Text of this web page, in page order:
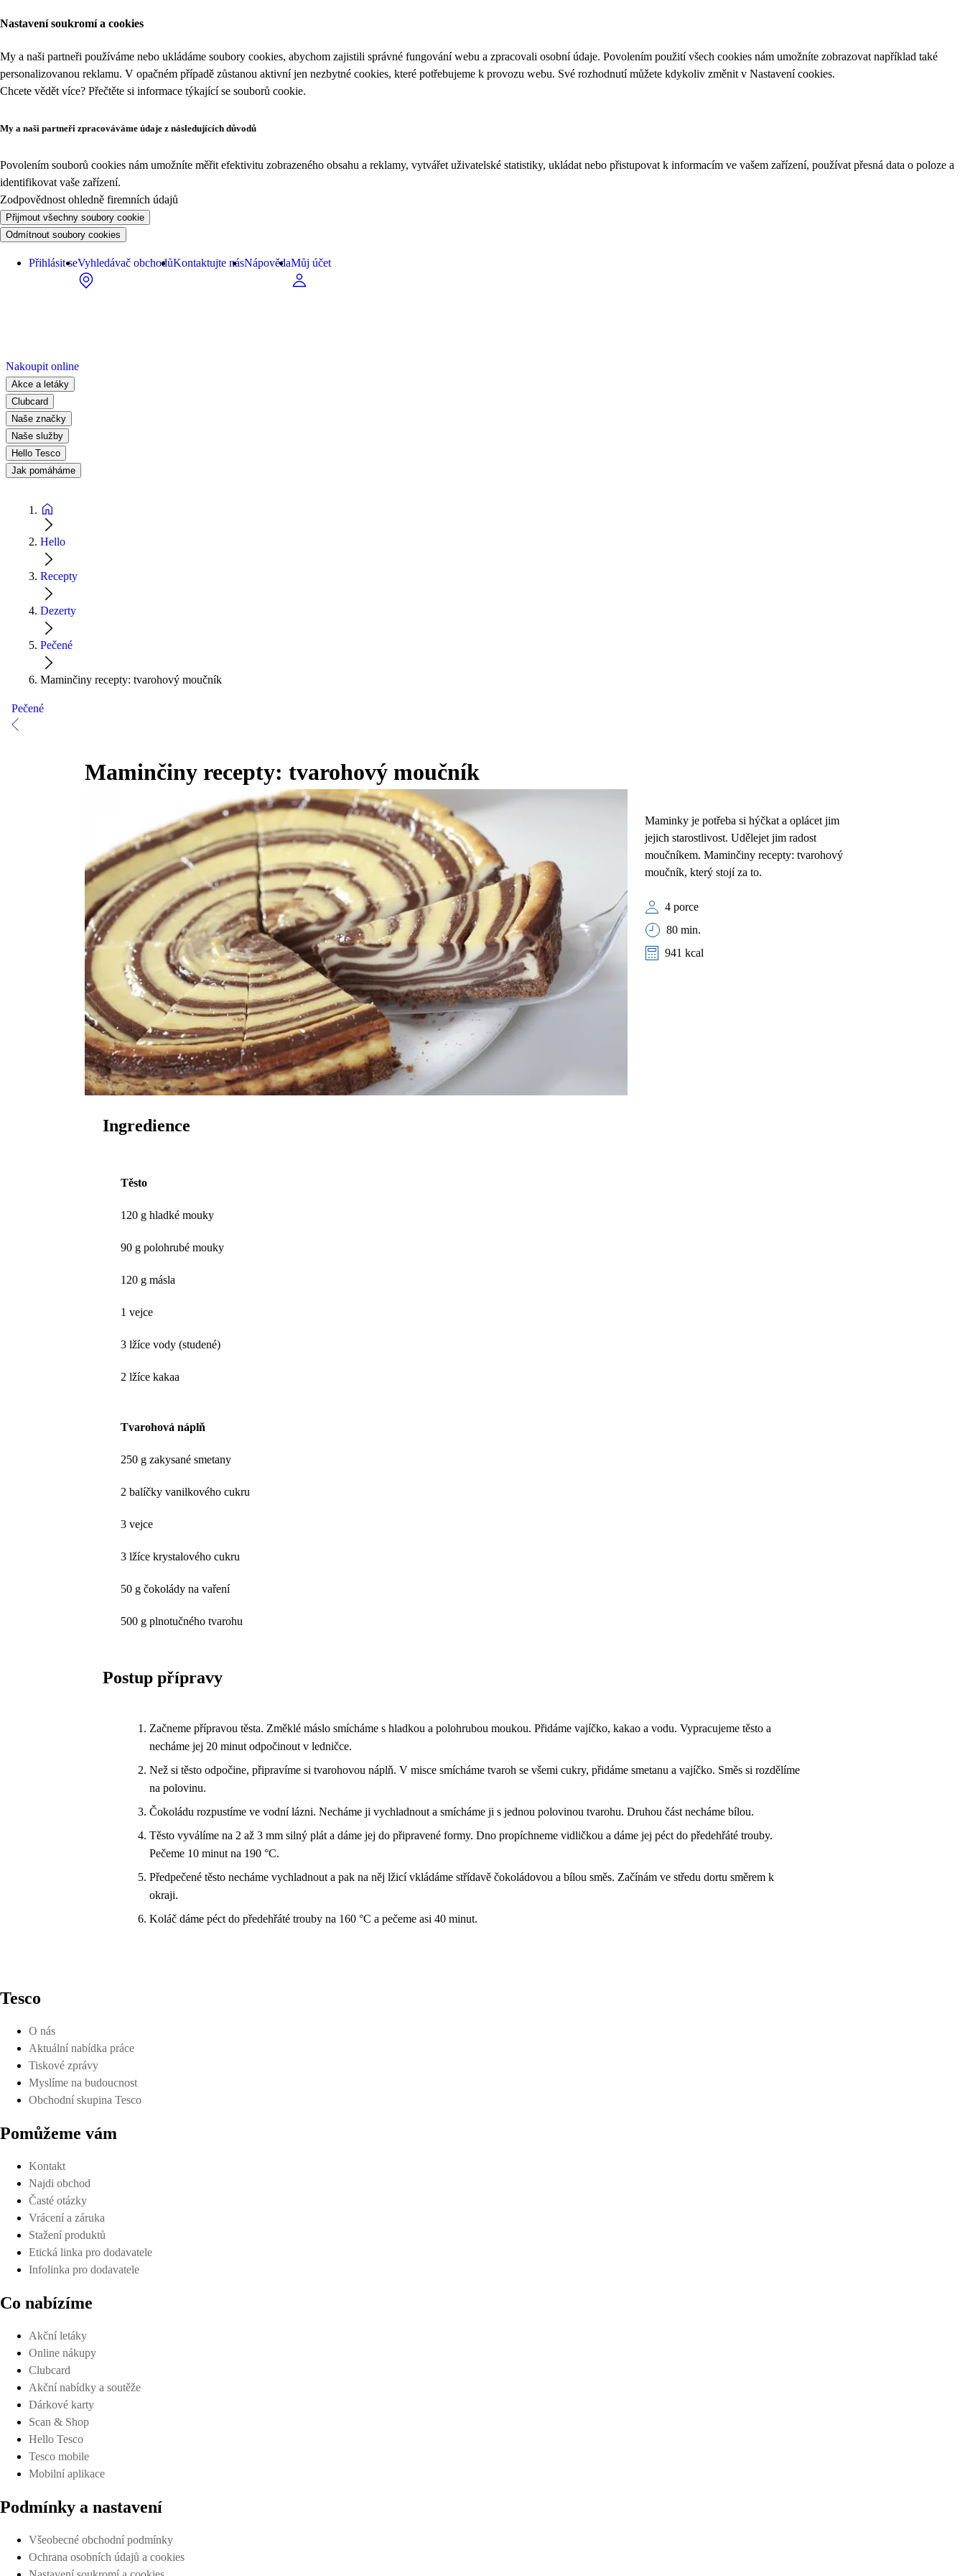
Nastavení soukromí a cookies
My a naši partneři používáme nebo ukládáme soubory cookies, abychom zajistili správné fungování webu a zpracovali osobní údaje. Povolením použití všech cookies nám umožníte zobrazovat například také
personalizovanou reklamu. V opačném případě zůstanou aktivní jen nezbytné cookies, které potřebujeme k provozu webu. Své rozhodnutí můžete kdykoliv změnit v Nastavení cookies.
Chcete vědět více? Přečtěte si informace týkající se souborů cookie.
My a naši partneři zpracováváme údaje z následujících důvodů
Povolením souborů cookies nám umožníte měřit efektivitu zobrazeného obsahu a reklamy, vytvářet uživatelské statistiky, ukládat nebo přistupovat k informacím ve vašem zařízení, používat přesná data o poloze a
identifikovat vaše zařízení.
Zodpovědnost ohledně firemních údajů
Přijmout všechny soubory cookie
Odmítnout soubory cookies
Přihlásit seVyhledávač obchodůKontaktujte násNápovědaMůj účet
Nakoupit online
Akce a letáky
Clubcard
Naše značky
Naše služby
Hello Tesco
Jak pomáháme
Hello
Recepty
Dezerty
Pečené
Maminčiny recepty: tvarohový moučník
Pečené
Maminčiny recepty: tvarohový moučník
Maminky je potřeba si hýčkat a oplácet jim
jejich starostlivost. Udělejet jim radost
moučníkem. Maminčiny recepty: tvarohový
moučník, který stojí za to.
4 porce
80 min.
941 kcal
Ingredience
Těsto
120 g hladké mouky
90 g polohrubé mouky
120 g másla
1 vejce
3 lžíce vody (studené)
2 lžíce kakaa
Tvarohová náplň
250 g zakysané smetany
2 balíčky vanilkového cukru
3 vejce
3 lžíce krystalového cukru
50 g čokolády na vaření
500 g plnotučného tvarohu
Postup přípravy
Začneme přípravou těsta. Změklé máslo smícháme s hladkou a polohrubou moukou. Přidáme vajíčko, kakao a vodu. Vypracujeme těsto a
necháme jej 20 minut odpočinout v ledničce.
Než si těsto odpočine, připravíme si tvarohovou náplň. V misce smícháme tvaroh se všemi cukry, přidáme smetanu a vajíčko. Směs si rozdělíme
na polovinu.
Čokoládu rozpustíme ve vodní lázni. Necháme ji vychladnout a smícháme ji s jednou polovinou tvarohu. Druhou část necháme bílou.
Těsto vyválíme na 2 až 3 mm silný plát a dáme jej do připravené formy. Dno propíchneme vidličkou a dáme jej péct do předehřáté trouby.
Pečeme 10 minut na 190 °C.
Předpečené těsto necháme vychladnout a pak na něj lžicí vkládáme střídavě čokoládovou a bílou směs. Začínám ve středu dortu směrem k
okraji.
Koláč dáme péct do předehřáté trouby na 160 °C a pečeme asi 40 minut.
Tesco
O nás
Aktuální nabídka práce
Tiskové zprávy
Myslíme na budoucnost
Obchodní skupina Tesco
Pomůžeme vám
Kontakt
Najdi obchod
Časté otázky
Vrácení a záruka
Stažení produktů
Etická linka pro dodavatele
Infolinka pro dodavatele
Co nabízíme
Akční letáky
Online nákupy
Clubcard
Akční nabídky a soutěže
Dárkové karty
Scan & Shop
Hello Tesco
Tesco mobile
Mobilní aplikace
Podmínky a nastavení
Všeobecné obchodní podmínky
Ochrana osobních údajů a cookies